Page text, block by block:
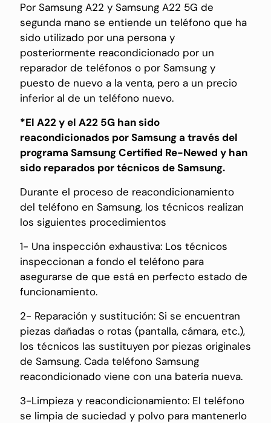
Por Samsung A22 y Samsung A22 5G de
segunda mano se entiende un teléfono que ha
sido utilizado por una persona y
posteriormente reacondicionado por un
reparador de teléfonos o por Samsung y
puesto de nuevo a la venta, pero a un precio
inferior al de un teléfono nuevo.
*El A22 y el A22 5G han sido
reacondicionados por Samsung a través del
programa Samsung Certified Re-Newed y han
sido reparados por técnicos de Samsung.
Durante el proceso de reacondicionamiento
del teléfono en Samsung, los técnicos realizan
los siguientes procedimientos
1- Una inspección exhaustiva: Los técnicos
inspeccionan a fondo el teléfono para
asegurarse de que está en perfecto estado de
funcionamiento.
2- Reparación y sustitución: Si se encuentran
piezas dañadas o rotas (pantalla, cámara, etc.),
los técnicos las sustituyen por piezas originales
de Samsung. Cada teléfono Samsung
reacondicionado viene con una batería nueva.
3-Limpieza y reacondicionamiento: El teléfono
se limpia de suciedad y polvo para mantenerlo